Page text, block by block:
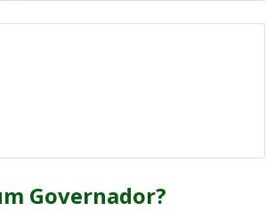
Governador?